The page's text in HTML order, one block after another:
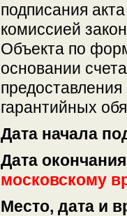
подписания
комиссией
Объекта по
основании
гарантийных
Дата начала
Дата
московскому
Место, дата и